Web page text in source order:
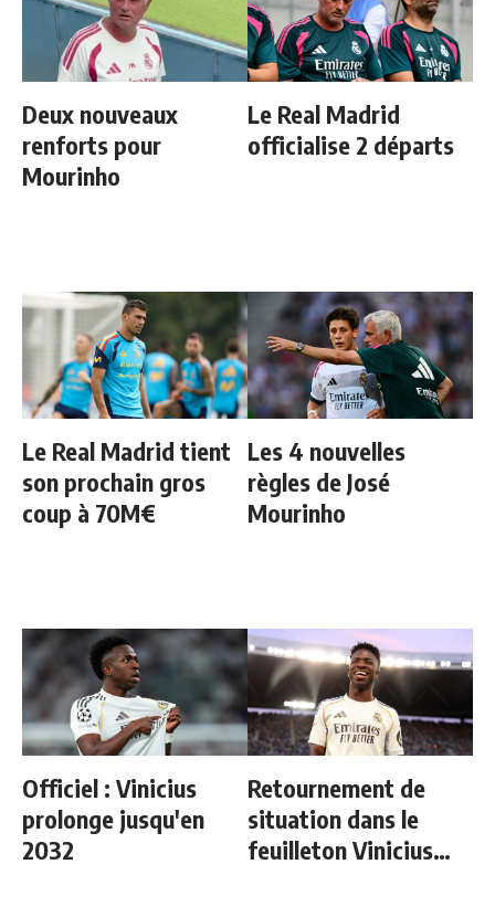
Deux nouveaux
renforts pour
Mourinho
Le Real Madrid
officialise 2 départs
Le Real Madrid tient
son prochain gros
coup à 70M€
Les 4 nouvelles
règles de José
Mourinho
Officiel : Vinicius
prolonge jusqu'en
2032
Retournement de
situation dans le
feuilleton Vinicius